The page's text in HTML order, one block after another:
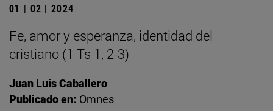
01 | 02 | 2024
Fe, amor y esperanza, identidad del
cristiano (1 Ts 1, 2-3)
Juan Luis Caballero
Publicado en: Omnes